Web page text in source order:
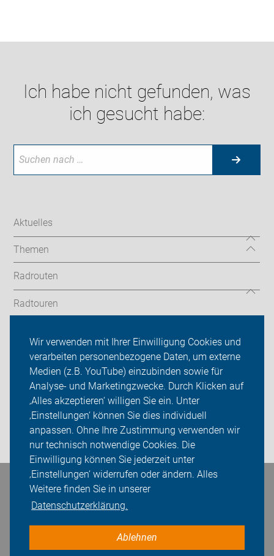
Wir verwenden mit Ihrer Einwilligung Cookies und
verarbeiten personenbezogene Daten, um externe
Medien (z.B. YouTube) einzubinden sowie für
Analyse- und Marketingzwecke. Durch Klicken auf
‚Alles akzeptieren‘ willigen Sie ein. Unter
‚Einstellungen‘ können Sie dies individuell
anpassen. Ohne Ihre Zustimmung verwenden wir
nur technisch notwendige Cookies. Die
Einwilligung können Sie jederzeit unter
‚Einstellungen‘ widerrufen oder ändern. Alles
Weitere finden Sie in unserer
Datenschutzerklärung.
Ablehnen
Ich habe nicht gefunden, was
ich gesucht habe:
Aktuelles
Themen
Radrouten
Radtouren
ADFC Ammerland
Sei dabei
Presse
Login
Bleiben Sie in Kontakt